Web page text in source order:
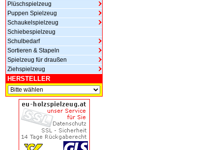
Plüschspielzeug
Puppen Spielzeug
Schaukelspielzeug
Schiebespielzeug
Schulbedarf
Sortieren & Stapeln
Spielzeug für draußen
Ziehspielzeug
HERSTELLER